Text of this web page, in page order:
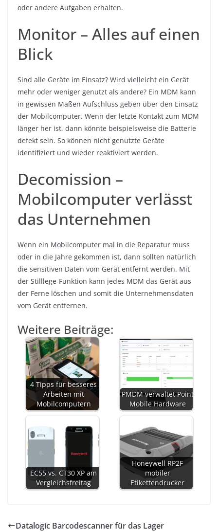
oder andere Aufgaben erhalten.
Monitor – Alles auf einen
Blick
Sind alle Geräte im Einsatz? Wird vielleicht ein Gerät
mehr oder weniger genutzt als andere? Ein MDM kann
in gewissen Maßen Aufschluss geben über den Einsatz
der Mobilcomputer. Wenn der letzte Kontakt zum MDM
länger her ist, dann könnte beispielsweise die Batterie
defekt sein. So können nicht genutzte Geräte
identifiziert und wieder reaktiviert werden.
Decomission –
Mobilcomputer verlässt
das Unternehmen
Wenn ein Mobilcomputer mal in die Reparatur muss
oder in die Jahre gekommen ist, dann sollten natürlich
die sensitiven Daten vom Gerät entfernt werden. Mit
der Stilllege-Funktion kann jedes MDM das Gerät aus
der Ferne löschen und somit die Unternehmensdaten
vom Gerät entfernen.
Weitere Beiträge:
4 Tipps für besseres
Arbeiten mit
Mobilcomputern
PMDM verwaltet Point
Mobile Hardware
EC55 vs. CT30 XP am
Vergleichsfreitag
Honeywell RP2F
mobiler
Etikettendrucker
Datalogic Barcodescanner für das Lager